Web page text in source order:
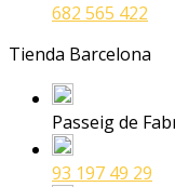
682 565 422
Tienda Barcelona
Passeig de
93 197 49 29